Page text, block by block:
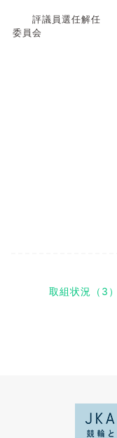
評議員選任解任
委員会
取組状況（3）